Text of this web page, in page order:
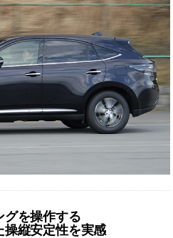
グを操作する
操縦安定性を実感